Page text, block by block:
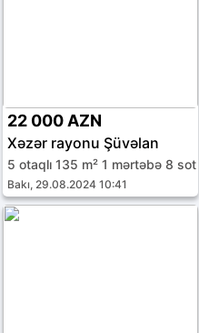
22 000 AZN
Xəzər rayonu Şüvəlan
5 otaqlı 135 m² 1 mərtəbə 8 sot
Bakı, 29.08.2024 10:41